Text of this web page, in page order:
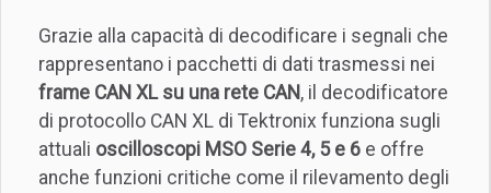
Grazie alla capacità di decodificare i segnali che
rappresentano i pacchetti di dati trasmessi nei
frame CAN XL su una rete CAN, il decodificatore
di protocollo CAN XL di Tektronix funziona sugli
attuali oscilloscopi MSO Serie 4, 5 e 6 e offre
anche funzioni critiche come il rilevamento degli